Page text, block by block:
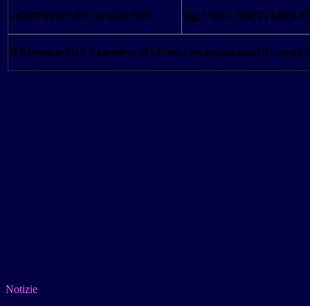
COMPONENTE STUDENTI Sig. VECCHIETTI
Il Direttore SGA è membro di diritto e svolge funzioni di
Notizie